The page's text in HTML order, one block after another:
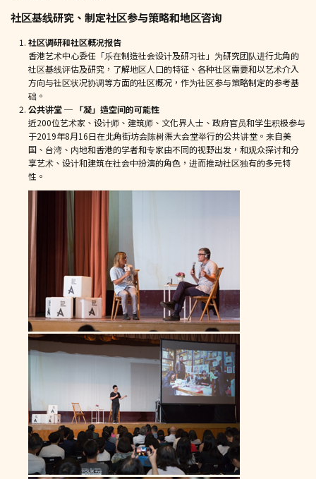
社区基线研究、制定社区参与策略和地区咨询
社区调研和社区概况报告
香港艺术中心委任「乐在制造社会设计及研习社」为研究团队进行北角的
社区基线评估及研究，了解地区人口的特征、各种社区需要和以艺术介入
方向与社区状况协调等方面的社区概况，作为社区参与策略制定的参考基
础。
公共讲堂 ─ 「凝」造空间的可能性
近200位艺术家、设计师、建筑师、文化界人士、政府官员和学生积极参与
于2019年8月16日在北角街坊会陈树渠大会堂举行的公共讲堂。来自美
国、台湾、内地和香港的学者和专家由不同的视野出发，和观众探讨和分
享艺术、设计和建筑在社会中扮演的角色，进而推动社区独有的多元特
性。